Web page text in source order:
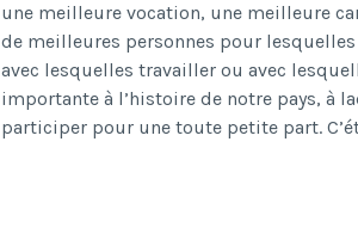
une meilleure vocation, une meilleure
de meilleures personnes pour
avec lesquelles travailler ou avec
importante à l’histoire de notre pays, à
participer pour une toute petite part.